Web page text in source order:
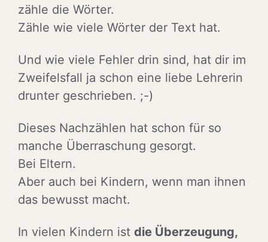
zähle die Wörter.
Zähle wie viele Wörter der Text hat.
Und wie viele Fehler drin sind, hat dir im
Zweifelsfall ja schon eine liebe Lehrerin
drunter geschrieben. ;-)
Dieses Nachzählen hat schon für so
manche Überraschung gesorgt.
Bei Eltern.
Aber auch bei Kindern, wenn man ihnen
das bewusst macht.
In vielen Kindern ist die Überzeugung,